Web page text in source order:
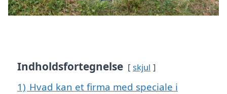
Indholdsfortegnelse skjul
1) Hvad kan et firma med speciale i